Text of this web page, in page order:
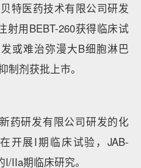
特医药技术有限公司研发
射用BEBT-260获得临床试
或难治弥漫大B细胞淋巴
制剂获批上市。
药研发有限公司研发的化
开展I期临床试验，JAB-
IIa期临床研究。